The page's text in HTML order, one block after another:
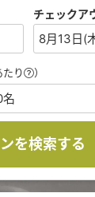
チェックア
8月13日(
たり ）
を検索する